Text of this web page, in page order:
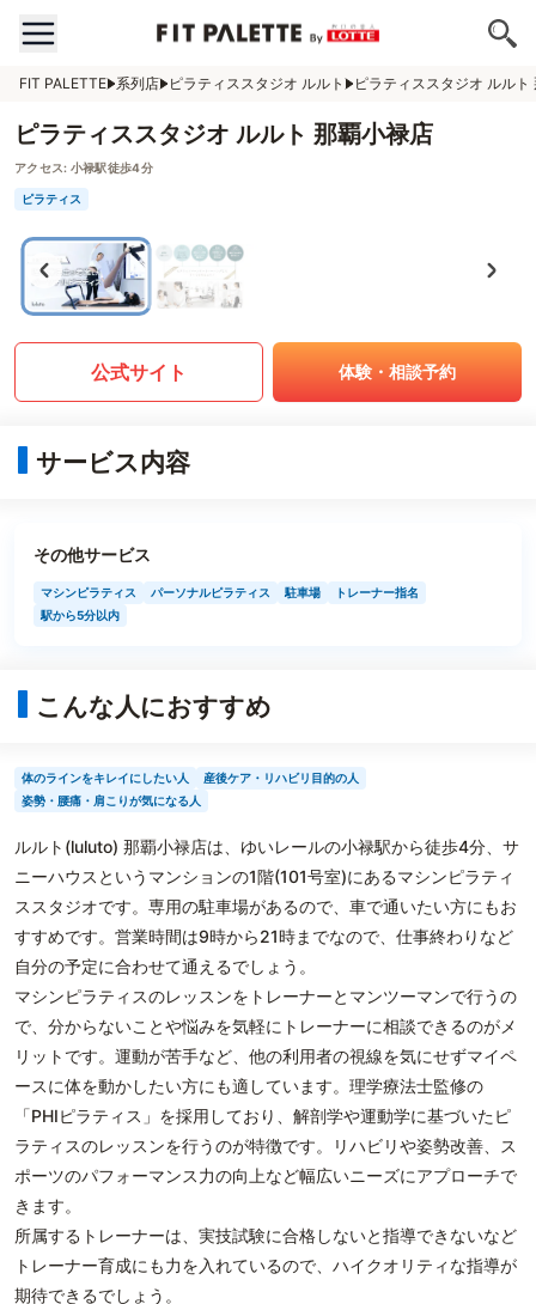
FIT PALETTE 系列店 ピラティススタジオ ルルト ピラティススタジオ ルルト
ピラティススタジオ ルルト 那覇小禄店
アクセス: 小禄駅徒歩4分
ピラティス
公式サイト 体験・相談予約
サービス内容
その他サービス
マシンピラティス パーソナルピラティス 駐車場
トレーナー指名
駅から5分以内
こんな人におすすめ
体のラインをキレイにしたい人
産後ケア・リハビリ目的の人
姿勢・腰痛・肩こりが気になる人
ルルト(luluto) 那覇小禄店は、ゆいレールの小禄駅から徒歩4分、サ
ニーハウスというマンションの1階(101号室)にあるマシンピラティ
ススタジオです。専用の駐車場があるので、車で通いたい方にもお
すすめです。営業時間は9時から21時までなので、仕事終わりなど
自分の予定に合わせて通えるでしょう。
マシンピラティスのレッスンをトレーナーとマンツーマンで行うの
で、分からないことや悩みを気軽にトレーナーに相談できるのがメ
リットです。運動が苦手など、他の利用者の視線を気にせずマイペ
ースに体を動かしたい方にも適しています。理学療法士監修の
「PHIピラティス」を採用しており、解剖学や運動学に基づいたピ
ラティスのレッスンを行うのが特徴です。リハビリや姿勢改善、ス
ポーツのパフォーマンス力の向上など幅広いニーズにアプローチで
きます。
所属するトレーナーは、実技試験に合格しないと指導できないなど
トレーナー育成にも力を入れているので、ハイクオリティな指導が
期待できるでしょう。